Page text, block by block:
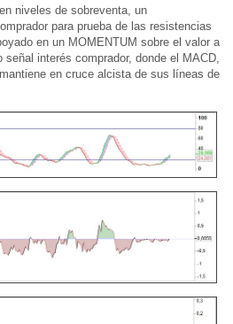
niveles de sobreventa, un
para prueba de las resistencias
en un MOMENTUM sobre el valor a
interés comprador, donde el MACD,
en cruce alcista de sus líneas de